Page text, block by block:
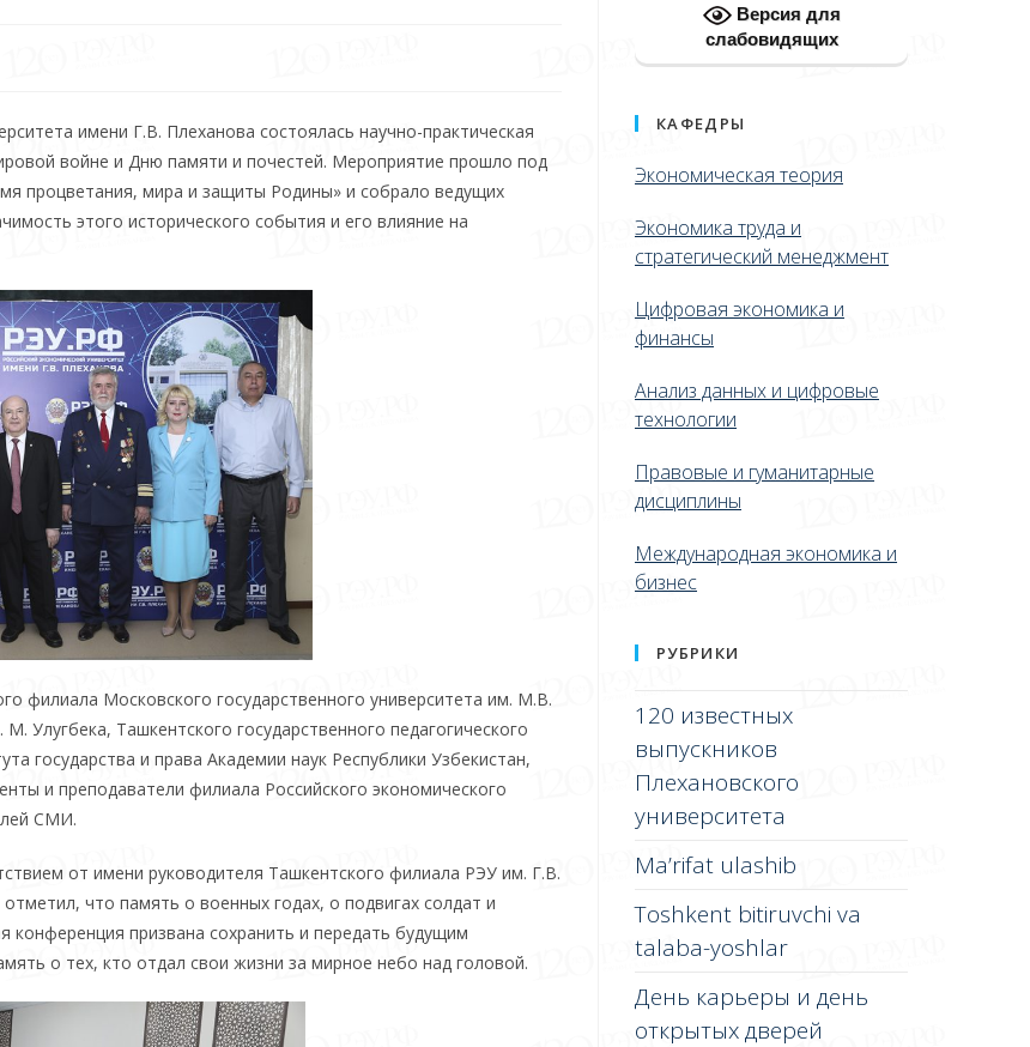
имени Г.В. Плеханова состоялась научно-практическая
войне и Дню памяти и почестей. Мероприятие прошло под
процветания, мира и защиты Родины» и собрало ведущих
этого исторического события и его влияние на
филиала Московского государственного университета им. М.В.
Улугбека, Ташкентского государственного педагогического
государства и права Академии наук Республики Узбекистан,
и преподаватели филиала Российского экономического
СМИ.
от имени руководителя Ташкентского филиала РЭУ им. Г.В.
что память о военных годах, о подвигах солдат и
призвана сохранить и передать будущим
о тех, кто отдал свои жизни за мирное небо над головой.
Версия для
слабовидящих
КАФЕДРЫ
Экономическая теория
Экономика труда и
стратегический менеджмент
Цифровая экономика и
финансы
Анализ данных и цифровые
технологии
Правовые и гуманитарные
дисциплины
Международная экономика и
бизнес
РУБРИКИ
120 известных
выпускников
Плехановского
университета
Ma’rifat ulashib
Toshkent bitiruvchi va
talaba-yoshlar
День карьеры и день
открытых дверей